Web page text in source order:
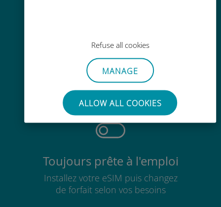
Refuse all cookies
MANAGE
ALLOW ALL COOKIES
Sans effort
Pas besoin de retirer votre carte
SIM existante
Toujours prête à l'emploi
Installez votre eSIM puis changez
de forfait selon vos besoins